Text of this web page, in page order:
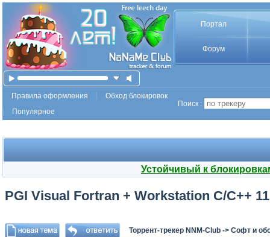
Портал
Форум
Правила оформления
Обход блокировок
Популярное
Поиск :
Устойчивый к
PGI Visual Fortran + Workstation C/C++
Торрент-трекер NNM-Club -> Софт и